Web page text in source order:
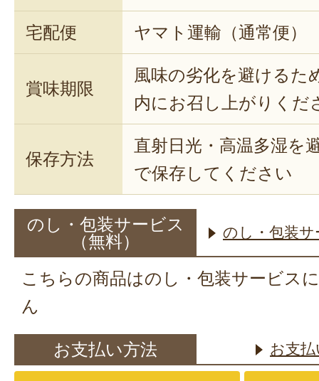
宅配便 ヤマト運輸（通常便）
賞味期限
風味の劣化を避けるた
内にお召し上がりくだ
保存方法
直射日光・高温多湿を
で保存してください
のし・包装サービス
（無料）
のし・包装
こちらの商品はのし・包装サービス
ん
お支払い方法 お支